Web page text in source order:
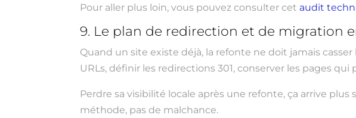
Pour aller plus loin, vous pouvez consulter cet audit
9. Le plan de redirection et de migration
Quand un site existe déjà, la refonte ne doit jamais
URLs, définir les redirections 301, conserver les pages
Perdre sa visibilité locale après une refonte, ça arrive
méthode, pas de malchance.